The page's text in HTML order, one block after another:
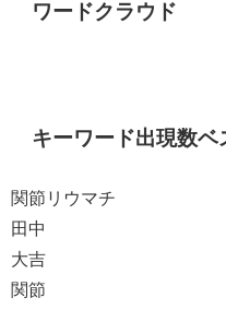
ワードクラウド
キーワード出現数ベ
関節リウマチ
田中
大吉
関節